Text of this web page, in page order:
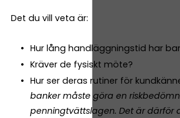
Det du vill veta är:
Hur lång handläggningstid har
Kräver de fysiskt möte?
Hur ser deras rutiner för
banker måste göra en
penningtvättslagen. Det är därför